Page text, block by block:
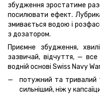
збудження зростатиме
посилювати ефект.
змивається водою і
з дозатором.
Приємне збудження,
зазвичай, відчуття, — все
водній основі Swiss Navy
потужний та тривалий
сильніший, ніж у